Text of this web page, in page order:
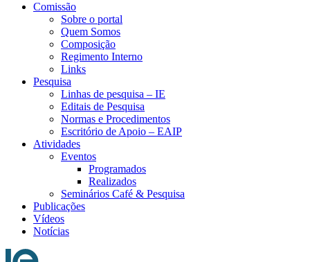
Comissão
Sobre o portal
Quem Somos
Composição
Regimento Interno
Links
Pesquisa
Linhas de pesquisa – IE
Editais de Pesquisa
Normas e Procedimentos
Escritório de Apoio – EAIP
Atividades
Eventos
Programados
Realizados
Seminários Café & Pesquisa
Publicações
Vídeos
Notícias